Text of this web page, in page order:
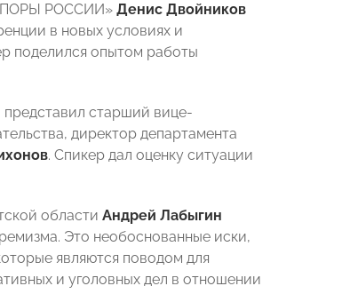
РОССИИ» Денис Двойников
в новых условиях и
поделился опытом работы
старший вице-
директор департамента
. Спикер дал оценку ситуации
области Андрей Лабыгин
Это необоснованные иски,
являются поводом для
и уголовных дел в отношении